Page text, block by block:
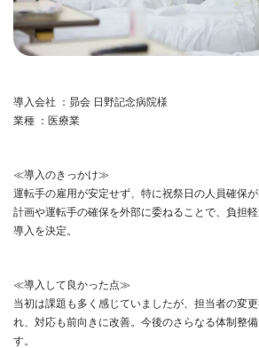
導入会社 ：昴会 日野記念病院様
業種 ：医療業
≪導入のきっかけ≫
運転手の雇用が安定せず、特に祝祭日の人員確保
計画や運転手の確保を外部に委ねることで、負担
導入を決定。
≪導入して良かった点≫
当初は課題も多く感じていましたが、担当者の変
れ、対応も前向きに改善。今後のさらなる体制整
す。